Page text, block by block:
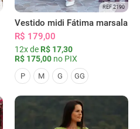
REF 2190
Vestido midi Fátima marsala
R$ 179,00
12x de R$ 17,30
R$ 175,00 no PIX
P M G GG